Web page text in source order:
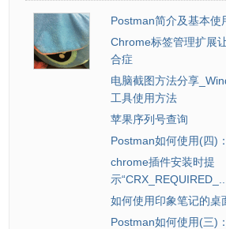
Postman简介及基本使
Chrome标签管理扩展
合症
电脑截图方法分享
工具使用方法
苹果序列号查询
Postman如何使用(四)
chrome插件安装时提
示“CRX_REQUIRED_...
如何使用印象笔记的桌
Postman如何使用(三)